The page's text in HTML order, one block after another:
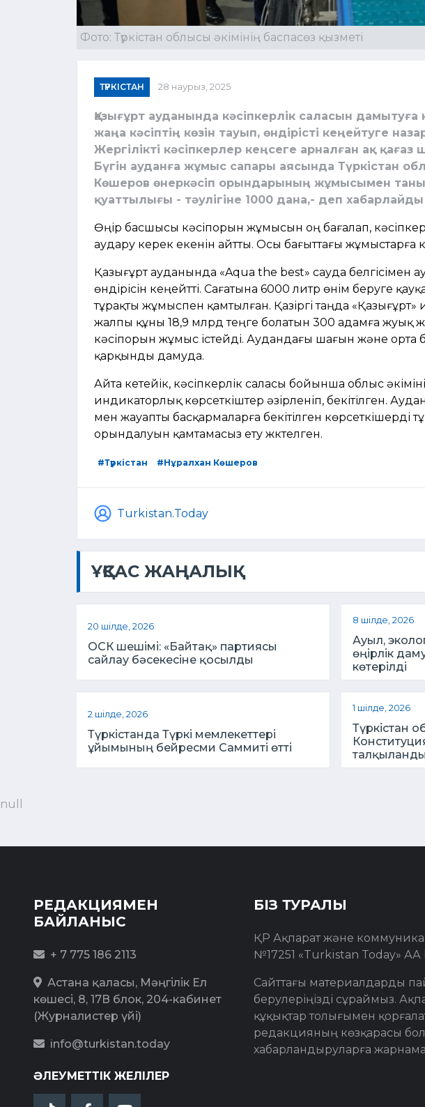
Фото: Түркістан облысы әкімінің баспасөз қызметі
ТҮРКІСТАН 28 наурыз, 2025
Қазығұрт ауданында кәсіпкерлік саласын
жаңа кәсіптің көзін тауып, өндірісті кеңейтуге
Жергілікті кәсіпкерлер кеңсеге арналған ақ қағаз
Бүгін ауданға жұмыс сапары аясында Түркістан
Көшеров өнеркәсіп орындарының жұмысымен
қуаттылығы - тәулігіне 1000 дана,- деп хабарлайды
Өңір басшысы кәсіпорын жұмысын оң бағалап,
аудару керек екенін айтты. Осы бағыттағы жұмыстарға
Қазығұрт ауданында «Aqua the best» сауда белгісімен
өндірісін кеңейтті. Сағатына 6000 литр өнім беруге
тұрақты жұмыспен қамтылған. Қазіргі таңда
жалпы құны 18,9 млрд теңге болатын 300 адамға жуық
кәсіпорын жұмыс істейді. Аудандағы шағын және орта
қарқынды дамуда.
Айта кетейік, кәсіпкерлік саласы бойынша облыс
индикаторлық көрсеткіштер әзірленіп, бекітілген.
мен жауапты басқармаларға бекітілген көрсеткішерді
орындалуын қамтамасыз ету жүктелген.
#Түркістан #Нұралхан Көшеров
Turkistan.Today
ҰҚСАС ЖАҢАЛЫҚ
20 шілде, 2026
ОСК шешімі: «Байтақ» партиясы
сайлау бәсекесіне қосылды
8 шілде, 2026
Ауыл,
өңірлік
көтерілді
2 шілде, 2026
Түркістанда Түркі мемлекеттері
ұйымының бейресми Саммиті өтті
1 шілде, 2026
Түркістан
талқыланды
null
РЕДАКЦИЯМЕН
БАЙЛАНЫС
+ 7 775 186 2113
Астана қаласы, Мәңгілік Ел
көшесі, 8, 17В блок, 204-кабинет
(Журналистер үйі)
info@turkistan.today
ӘЛЕУМЕТТІК ЖЕЛІЛЕР
БІЗ ТУРАЛЫ
ҚР Ақпарат және
№17251 «Turkistan Today» АА
Сайттағы материалдарды
берулеріңізді сұраймыз.
құқықтар толығымен
редакцияның көзқарасы
хабарландыруларға